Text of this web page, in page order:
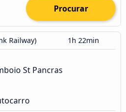
Procurar
Railway) 1h 22min
St Pancras